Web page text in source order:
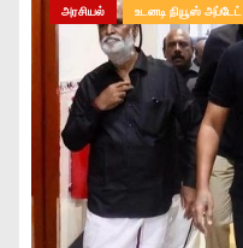
அரசியல் உடனடி நியூஸ் அப்டேட்